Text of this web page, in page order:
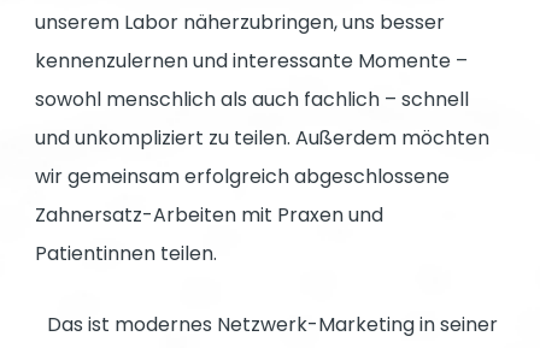
unserem Labor näherzubringen, uns besser
kennenzulernen und interessante Momente –
sowohl menschlich als auch fachlich – schnell
und unkompliziert zu teilen. Außerdem möchten
wir gemeinsam erfolgreich abgeschlossene
Zahnersatz-Arbeiten mit Praxen und
Patientinnen teilen.
Das ist modernes Netzwerk-Marketing in seiner